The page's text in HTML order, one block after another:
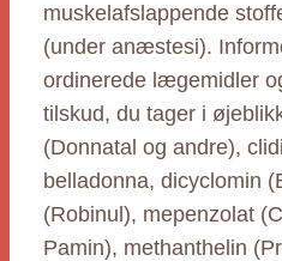
muskelafslappende
(under anæstesi).
ordinerede lægemidler
tilskud, du tager i
(Donnatal og andre),
belladonna, dicyclomin
(Robinul), mepenzolat
Pamin), methanthelin